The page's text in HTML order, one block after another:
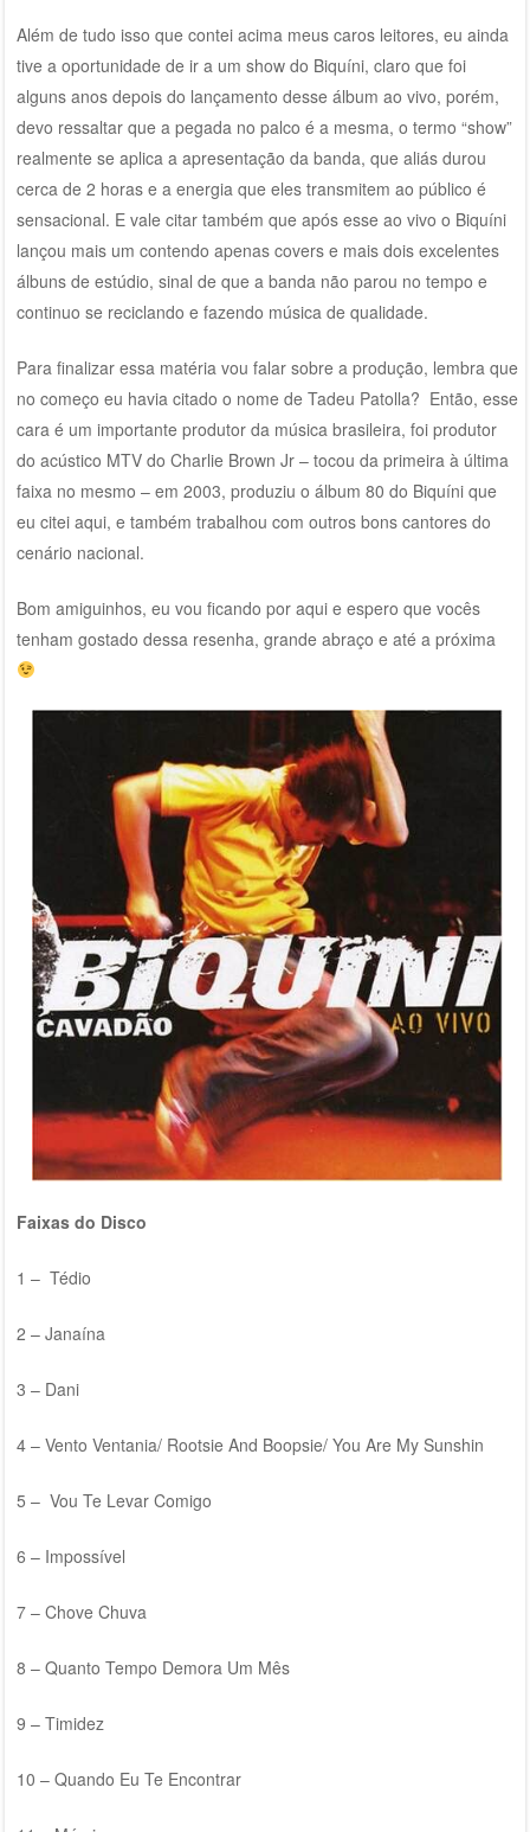
Além de tudo isso que contei acima meus caros leitores, eu ainda
tive a oportunidade de ir a um show do Biquíni, claro que foi
alguns anos depois do lançamento desse álbum ao vivo, porém,
devo ressaltar que a pegada no palco é a mesma, o termo “show”
realmente se aplica a apresentação da banda, que aliás durou
cerca de 2 horas e a energia que eles transmitem ao público é
sensacional. E vale citar também que após esse ao vivo o Biquíni
lançou mais um contendo apenas covers e mais dois excelentes
álbuns de estúdio, sinal de que a banda não parou no tempo e
continuo se reciclando e fazendo música de qualidade.
Para finalizar essa matéria vou falar sobre a produção, lembra que
no começo eu havia citado o nome de Tadeu Patolla? Então, esse
cara é um importante produtor da música brasileira, foi produtor
do acústico MTV do Charlie Brown Jr – tocou da primeira à última
faixa no mesmo – em 2003, produziu o álbum 80 do Biquíni que
eu citei aqui, e também trabalhou com outros bons cantores do
cenário nacional.
Bom amiguinhos, eu vou ficando por aqui e espero que vocês
tenham gostado dessa resenha, grande abraço e até a próxima
Faixas do Disco
1 – Tédio
2 – Janaína
3 – Dani
4 – Vento Ventania/ Rootsie And Boopsie/ You Are My Sunshin
5 – Vou Te Levar Comigo
6 – Impossível
7 – Chove Chuva
8 – Quanto Tempo Demora Um Mês
9 – Timidez
10 – Quando Eu Te Encontrar